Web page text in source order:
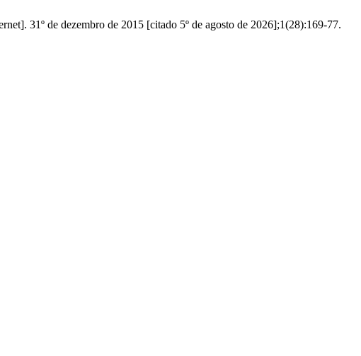
31º de dezembro de 2015 [citado 5º de agosto de 2026];1(28):169-77.